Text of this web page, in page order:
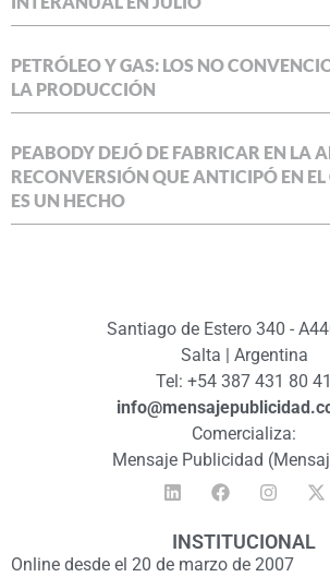
PETRÓLEO Y GAS: LOS NO
LA PRODUCCIÓN
PEABODY DEJÓ DE FABRICAR EN LA
RECONVERSIÓN QUE ANTICIPÓ EN
ES UN HECHO
Santiago de Estero 340 -
Salta | Argentina
Tel: +54 387 431 80 41
Comercializa:
Mensaje Publicidad
INSTITUCIONAL
Online desde el 20 de marzo de 2007